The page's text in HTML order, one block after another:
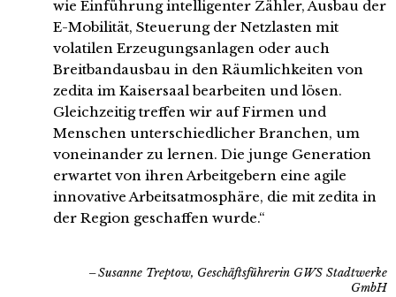
wie Einführung intelligenter Zähler, Ausbau der
E-Mobilität, Steuerung der Netzlasten mit
volatilen Erzeugungsanlagen oder auch
Breitbandausbau in den Räumlichkeiten von
zedita im Kaisersaal bearbeiten und lösen.
Gleichzeitig treffen wir auf Firmen und
Menschen unterschiedlicher Branchen, um
voneinander zu lernen. Die junge Generation
erwartet von ihren Arbeitgebern eine agile
innovative Arbeitsatmosphäre, die mit zedita in
der Region geschaffen wurde.“
Susanne Treptow, Geschäftsführerin GWS Stadtwerke
GmbH